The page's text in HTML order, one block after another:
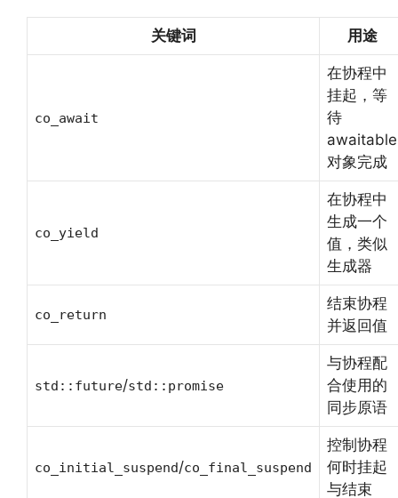
关键词 用途
co_await
在协程中
挂起，等
待
awaitable
对象完成
co_yield
在协程中
生成一个
值，类似
生成器
co_return
结束协程
并返回值
std::future/std::promise
与协程配
合使用的
同步原语
co_initial_suspend/co_final_suspend
控制协程
何时挂起
与结束